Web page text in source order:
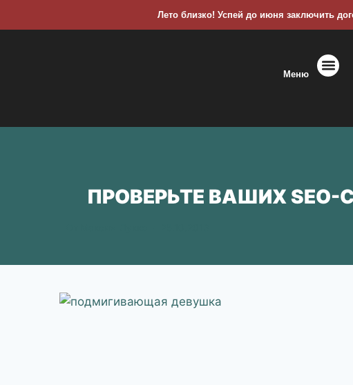
Лето близко! Успей до июня заключить
Меню
ПРОВЕРЬТЕ ВАШИХ